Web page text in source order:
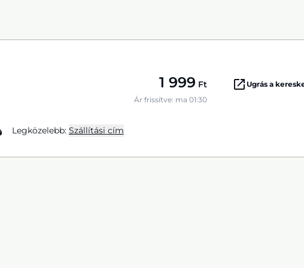
1 999 Ft
Ár frissítve: ma 01:30
Ugrás a
Legközelebb: Szállítási cím